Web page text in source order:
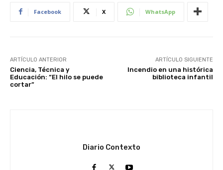
Facebook X WhatsApp
ARTÍCULO ANTERIOR
Ciencia, Técnica y
Educación: “El hilo se puede
cortar”
ARTÍCULO SIGUIENTE
Incendio en una histórica
biblioteca infantil
Diario Contexto